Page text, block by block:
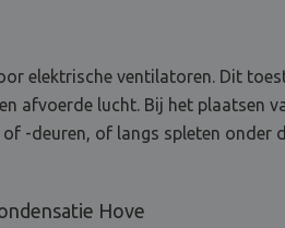
elektrische ventilatoren. Dit
afvoerde lucht. Bij het plaatsen
-deuren, of langs spleten onder